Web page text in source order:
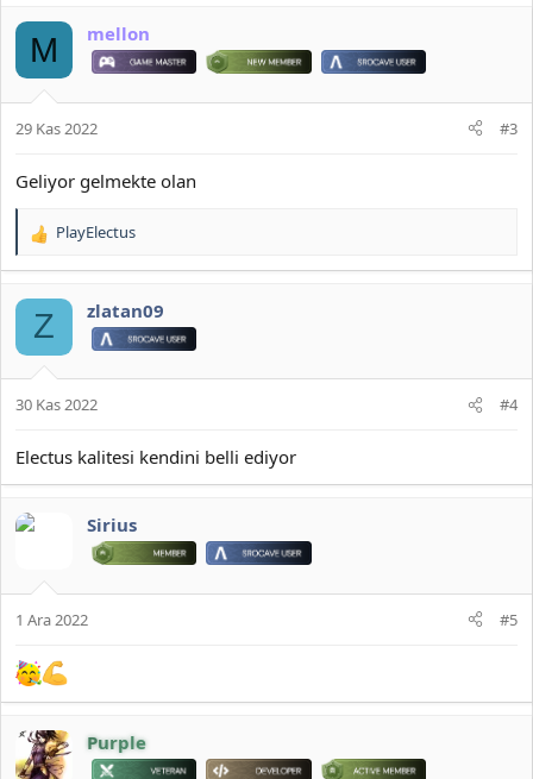
k
:
M mellon
29 Kas 2022 #3
Geliyor gelmekte olan
T
k
:
PlayElectus
Z zlatan09
30 Kas 2022 #4
Electus kalitesi kendini belli ediyor
Sirius
1 Ara 2022 #5
Purple